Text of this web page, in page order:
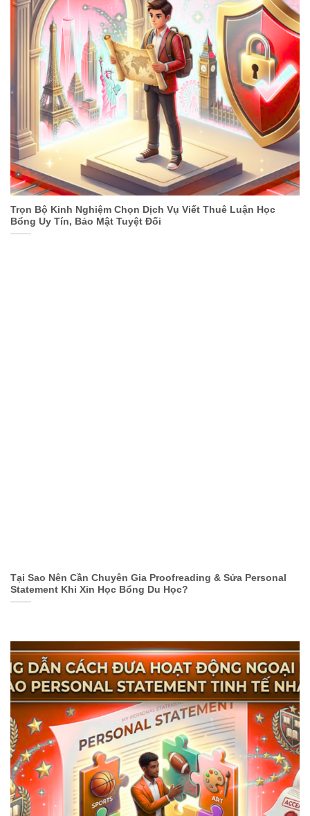
Trọn Bộ Kinh Nghiệm Chọn Dịch Vụ Viết Thuê Luận Học
Bổng Uy Tín, Bảo Mật Tuyệt Đối
Tại Sao Nên Cần Chuyên Gia Proofreading & Sửa Personal
Statement Khi Xin Học Bổng Du Học?